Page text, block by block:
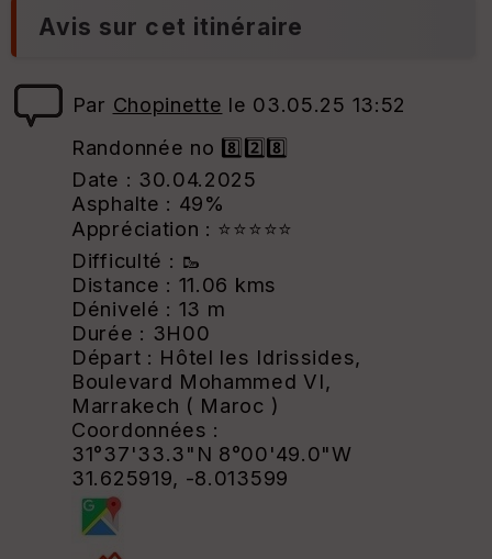
Avis sur cet itinéraire
Par Chopinette le 03.05.25 13:52
Randonnée no 8️⃣2️⃣8️⃣
Date : 30.04.2025
Asphalte : 49%
Appréciation : ⭐⭐⭐⭐⭐
Difficulté : 🥾
Distance : 11.06 kms
Dénivelé : 13 m
Durée : 3H00
Départ : Hôtel les Idrissides,
Boulevard Mohammed VI,
Marrakech ( Maroc )
Coordonnées :
31°37'33.3"N 8°00'49.0"W
31.625919, -8.013599